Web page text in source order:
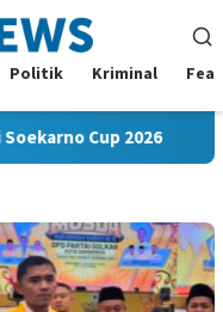
Politik Kriminal
Cup 2026